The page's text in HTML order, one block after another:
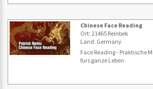
Chinese Face Reading
Ort: 21465 Reinbek
Land: Germany
Face Reading - Praktische
fürs ganze Leben